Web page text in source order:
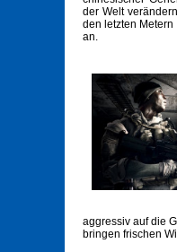
der Welt
den letzten
an.
aggressiv auf die
bringen frischen